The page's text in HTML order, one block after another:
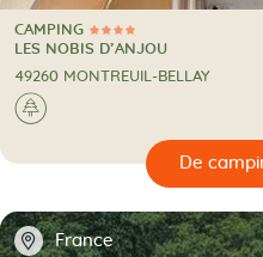
4 Sterren
CAMPING
CAMPING
LES NOBIS D’ANJOU
49260 MONTREUIL-BELLAY
🌲
🔍
📍 France